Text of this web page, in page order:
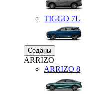
TIGGO 7L
Седаны
ARRIZO
ARRIZO 8